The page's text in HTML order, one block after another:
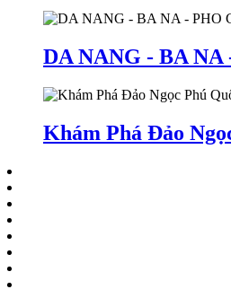
DA NANG - BA
Khám Phá Đảo